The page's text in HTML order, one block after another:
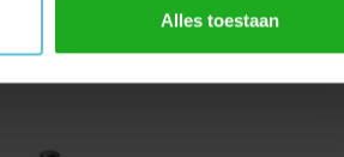
Alles toestaan